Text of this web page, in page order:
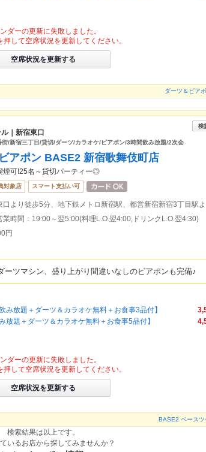
ダーの更新に失敗しました。
押して空席状況を更新してください。
空席状況を更新する
ダーツ＆ビア
｜新宿東口
街/新宿三丁目/貸切/ダーツ/カラオケ/ビアポン/3時間飲み放題/2次会
アポン BASE2 新宿歌舞伎町店
煙可!25名～貸切パーティー◎
対象店 スマート支払い可
業時間：19:00～翌5:00(料理L.O.翌4:00,ドリンクL.O.翌4:30)
円
ーツマシン、盛り上がり間違いなしのビアポンも完備♪
放題＋ダーツ＆カラオケ無料＋お食事3品付】
題＋ダーツ＆カラオケ無料＋お食事5品付】
ダーの更新に失敗しました。
押して空席状況を更新してください。
空席状況を更新する
BASE2 ベース
検索結果は以上です。
いるお店から探してみませんか？